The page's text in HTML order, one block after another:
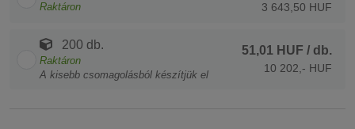
Raktáron 3 643,50 HUF
200 db.
Raktáron
A kisebb csomagolásból készítjük el
51,01 HUF / db.
10 202,- HUF